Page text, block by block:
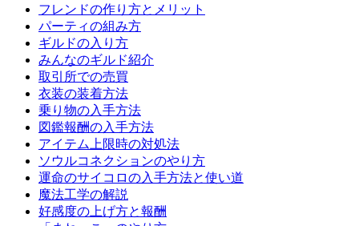
フレンドの作り方とメリット
パーティの組み方
ギルドの入り方
みんなのギルド紹介
取引所での売買
衣装の装着方法
乗り物の入手方法
図鑑報酬の入手方法
アイテム上限時の対処法
ソウルコネクションのやり方
運命のサイコロの入手方法と使い道
魔法工学の解説
好感度の上げ方と報酬